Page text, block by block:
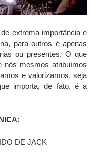
extrema importância e
para outros é apenas
ou presentes. O que
nós mesmos atribuímos
e valorizamos, seja
importa, de fato, é a
DE JACK